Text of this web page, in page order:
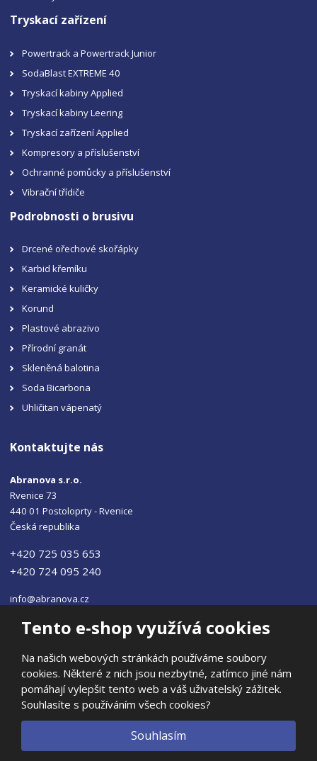
Tento e-shop využívá cookies
Na našich webových stránkách používáme soubory
cookies. Některé z nich jsou nezbytné, zatímco jiné nám
pomáhají vylepšit tento web a váš uživatelský zážitek.
Souhlasíte s používáním všech cookies?
Souhlasím
Tryskací zařízení
Powertrack a Powertrack Junior
SodaBlast EXTREME 40
Tryskací kabiny Applied
Tryskací kabiny Leering
Tryskací zařízení Applied
Kompresory a příslušenství
Ochranné pomůcky a příslušenství
Vibrační třídiče
Podrobnosti o brusivu
Drcené ořechové skořápky
Karbid křemíku
Keramické kuličky
Korund
Plastové abrazivo
Přírodní granát
Skleněná balotina
Soda Bicarbona
Uhličitan vápenatý
Kontaktujte nás
Abranova s.r.o.
Rvenice 73
440 01 Postoloprty - Rvenice
Česká republika
+420 725 035 653
+420 724 095 240
info@abranova.cz
© 2026, ABRANOVA s.r.o
Prohlášení o přístupnosti|Ochrana osobních údajů | Mapa stránek